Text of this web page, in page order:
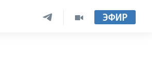
ЭФИР